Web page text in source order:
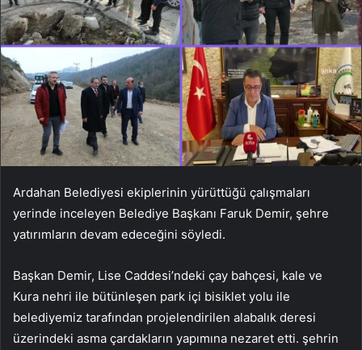
Ardahan Belediyesi ekiplerinin yürüttüğü çalışmaları
yerinde inceleyen Belediye Başkanı Faruk Demir, şehre
yatırımların devam edeceğini söyledi.
Başkan Demir, Lise Caddesi’ndeki çay bahçesi, kale ve
Kura nehri ile bütünleşen park içi bisiklet yolu ile
belediyemiz tarafından projelendirilen alabalık deresi
üzerindeki asma çardakların yapımına nezaret etti. şehrin